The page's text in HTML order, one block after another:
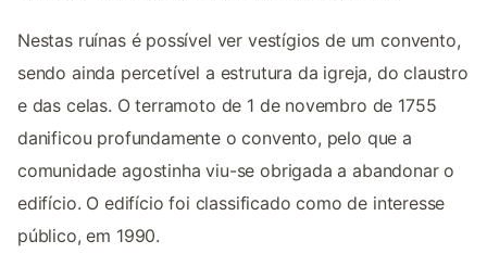
Nestas ruínas é possível ver vestígios de um convento,
sendo ainda percetível a estrutura da igreja, do claustro
e das celas. O terramoto de 1 de novembro de 1755
danificou profundamente o convento, pelo que a
comunidade agostinha viu-se obrigada a abandonar o
edifício. O edifício foi classificado como de interesse
público, em 1990.